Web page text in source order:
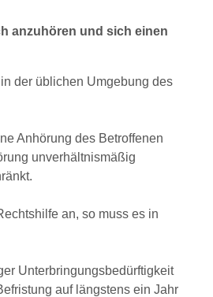
anzuhören und sich einen
der üblichen Umgebung des
Anhörung des Betroffenen
unverhältnismäßig
an, so muss es in
Unterbringungsbedürftigkeit
auf längstens ein Jahr